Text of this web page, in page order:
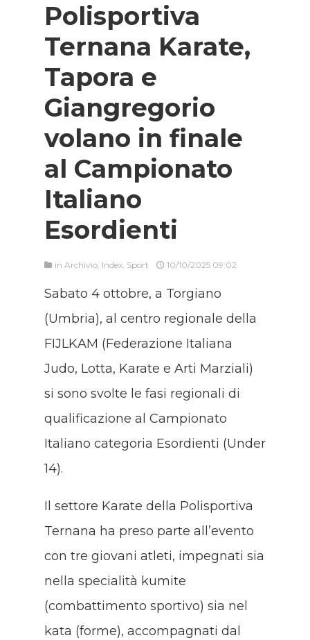
Polisportiva
Ternana Karate,
Tapora e
Giangregorio
volano in finale
al Campionato
Italiano
Esordienti
in Archivio, Index, Sport 10/10/2025 09:02
Sabato 4 ottobre, a Torgiano
(Umbria), al centro regionale della
FIJLKAM (Federazione Italiana
Judo, Lotta, Karate e Arti Marziali)
si sono svolte le fasi regionali di
qualificazione al Campionato
Italiano categoria Esordienti (Under
14).
Il settore Karate della Polisportiva
Ternana ha preso parte all’evento
con tre giovani atleti, impegnati sia
nella specialità kumite
(combattimento sportivo) sia nel
kata (forme), accompagnati dal